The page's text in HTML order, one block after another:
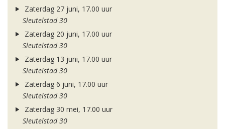
Zaterdag 27 juni, 17.00 uur
Sleutelstad 30
Zaterdag 20 juni, 17.00 uur
Sleutelstad 30
Zaterdag 13 juni, 17.00 uur
Sleutelstad 30
Zaterdag 6 juni, 17.00 uur
Sleutelstad 30
Zaterdag 30 mei, 17.00 uur
Sleutelstad 30